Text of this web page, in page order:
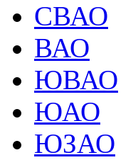
СВАО
ВАО
ЮВАО
ЮАО
ЮЗАО